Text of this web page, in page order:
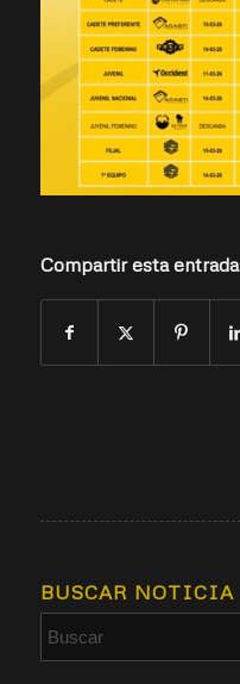
Compartir esta entrada
BUSCAR NOTICIA